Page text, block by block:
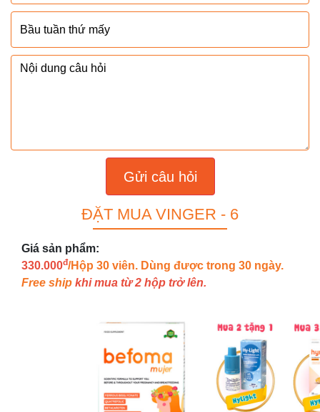
Gửi câu hỏi
ĐẶT MUA VINGER - 6
Giá sản phẩm:
330.000đ/Hộp 30 viên. Dùng được trong 30 ngày.
Free ship khi mua từ 2 hộp trở lên.